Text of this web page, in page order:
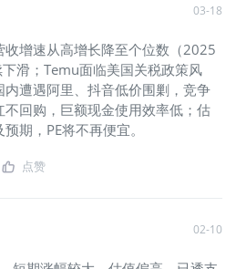
03-18
增速从高增长降至个位数（2025
滑；Temu面临美国关税政策风
遭遇阿里、抖音低价围剿，竞争
回购，巨额现金使用效率低；估
期，PE将不再便宜。
点赞
02-10